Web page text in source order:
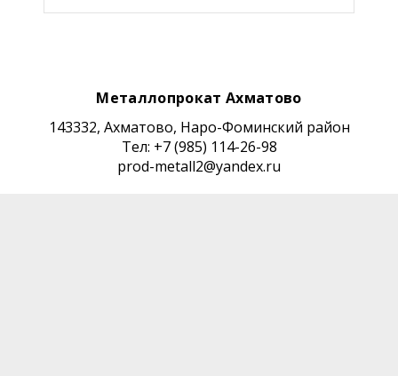
Металлопрокат Ахматово
143332, Ахматово, Наро-Фоминский район
Тел: +7 (985) 114-26-98
prod-metall2@yandex.ru